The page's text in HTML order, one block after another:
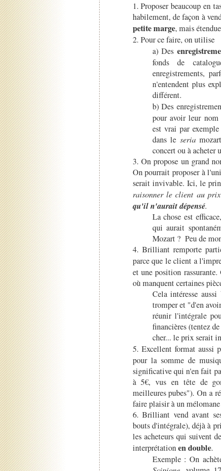
1. Proposer beaucoup en
habilement, de façon à
petite marge, mais
2. Pour ce faire, on utilise
a) Des
fonds de
enregistrements,
n'entendent plus
différent.
b) Des
pour avoir leur
est vrai par
dans le seria
concert ou à acheter
3. On propose un grand
On pourrait proposer à
serait invivable. Ici, le
raisonner le client au
qu'il n'aurait dépensé.
La chose est
qui aurait
Mozart ? Peu de
4. Brilliant remporte
parce que le client a
et une position
où manquent certaines
Cela intéresse
tromper et "d'en
réunir l'intégrale
financières (tentez
cher... le prix serait
5. Excellent format aussi
pour la somme de
significative qui n'en fait
à 5€, vus en tête de
meilleures pubes"). On a
faire plaisir à un
6. Brilliant vend avant
bouts d'intégrale), déjà à
les acheteurs qui suivent
interprétationen double.
Exemple : On